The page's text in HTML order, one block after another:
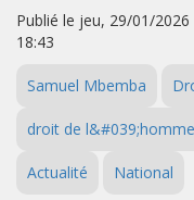
Publié le jeu, 29/01/
18:43
Samuel Mbemba
droit de l&#039;homme
Actualité National